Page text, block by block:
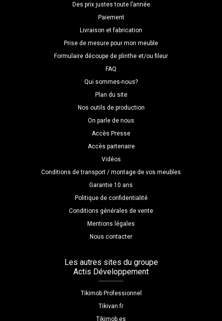
Des prix justes toute l’année
Paiement
Livraison et fabrication
Prise de mesure pour mon meuble
Formulaire découpe de plinthe et/ou fileur
FAQ
Qui sommes-nous?
Plan du site
Nos outils de production
On parle de nous
Accès Presse
Accès partenaire
Vidéos
Conditions de transport / montage de vos meubles
Garantie 10 ans
Politique de confidentialité
Conditions générales de vente
Mentions légales
Nous contacter
Les autres sites du groupe
Actis Développement
Tikimob Professionnel
Tikivan.fr
Tikimob.es